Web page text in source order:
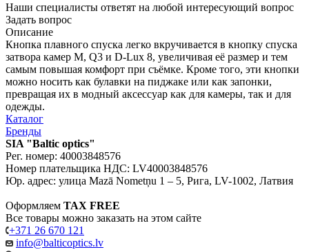
Наши специалисты ответят на любой интересующий вопрос
Задать вопрос
Описание
Кнопка плавного спуска легко вкручивается в кнопку спуска
затвора камер M, Q3 и D-Lux 8, увеличивая её размер и тем
самым повышая комфорт при съёмке. Кроме того, эти кнопки
можно носить как булавки на пиджаке или как запонки,
превращая их в модный аксессуар как для камеры, так и для
одежды.
Каталог
Бренды
SIA "Baltic optics"
Рег. номер: 40003848576
Номер плательщика НДС: LV40003848576
Юр. адрес: улица Mazā Nometņu 1 – 5, Рига, LV-1002, Латвия
Оформляем TAX FREE
Все товары можно заказать на этом сайте
+371 26 670 121
info@balticoptics.lv